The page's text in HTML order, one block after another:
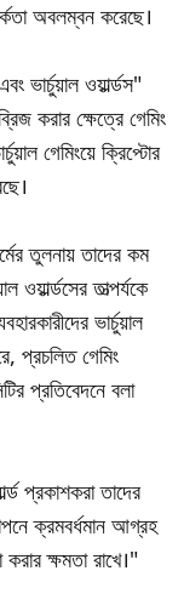
অবলম্বন করেছে।
ভার্চুয়াল ওয়ার্ল্ডস"
করার ক্ষেত্রে গেমিং
গেমিংয়ে ক্রিপ্টোর
তুলনায় তাদের কম
তাত্পর্যকে
ভার্চুয়াল
প্রচলিত গেমিং
প্রতিবেদনে বলা
প্রকাশকরা তাদের
ক্রমবর্ধমান আগ্রহ
ক্ষমতা রাখে।"